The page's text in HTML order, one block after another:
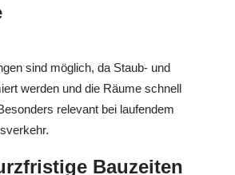
sind möglich, da Staub- und
werden und die Räume schnell
relevant bei laufendem
Bauzeiten